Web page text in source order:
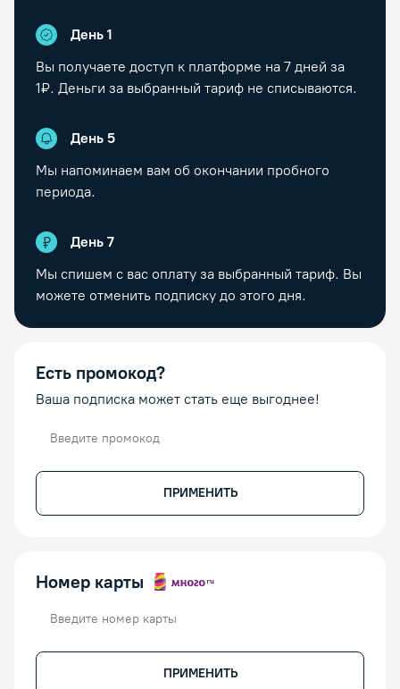
День 1
Вы получаете доступ к платформе на 7 дней за
1₽. Деньги за выбранный тариф не списываются.
День 5
Мы напоминаем вам об окончании пробного
периода.
День 7
Мы спишем с вас оплату за выбранный тариф. Вы
можете отменить подписку до этого дня.
Есть промокод?
Ваша подписка может стать еще выгоднее!
ПРИМЕНИТЬ
Номер карты
ПРИМЕНИТЬ